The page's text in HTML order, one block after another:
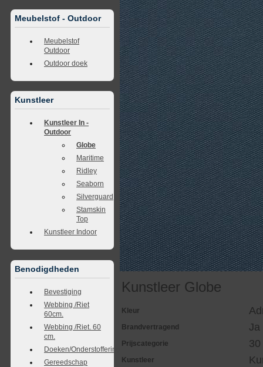
Meubelstof - Outdoor
Meubelstof
Outdoor
Outdoor doek
Kunstleer
Kunstleer In -
Outdoor
Globe
Maritime
Ridley
Seaborn
Silverguard
Stamskin
Top
Kunstleer Indoor
Benodigdheden
Bevestiging
Webbing /Riet
60cm.
Webbing /Riet. 60
cm.
Doeken/Onderstoffering
Gereedschap
Kunstleer Globe
Kleur
Brandvertragend Ja
Prijscategorie
Kunstleer